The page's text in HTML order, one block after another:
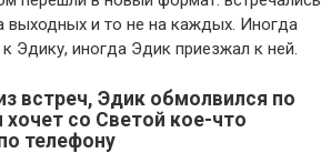
выходных и то не на каждых. Иногда
Эдику, иногда Эдик приезжал к ней.
встреч, Эдик обмолвился по
хочет со Светой кое-что
телефону